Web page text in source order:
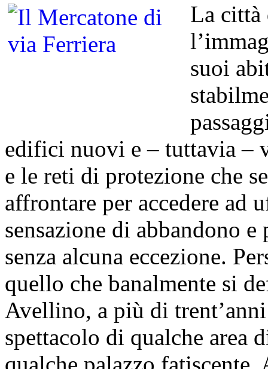
La città
suoi
edifici nuovi e – tuttavia –
e le reti di protezione che
affrontare per accedere
sensazione di abbandono
senza alcuna eccezione.
quello che banalmente si
Avellino, a più di
spettacolo di qualche area
qualche palazzo